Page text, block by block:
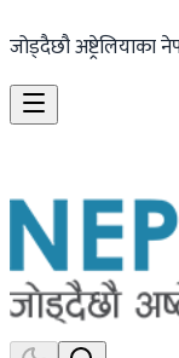
जोड्दैछौ अष्ट्रेलियाका